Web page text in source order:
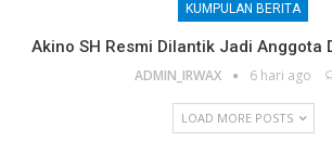
KUMPULAN BERITA
Akino SH Resmi Dilantik Jadi Anggota
ADMIN_IRWAX 6 hari ago
LOAD MORE POSTS